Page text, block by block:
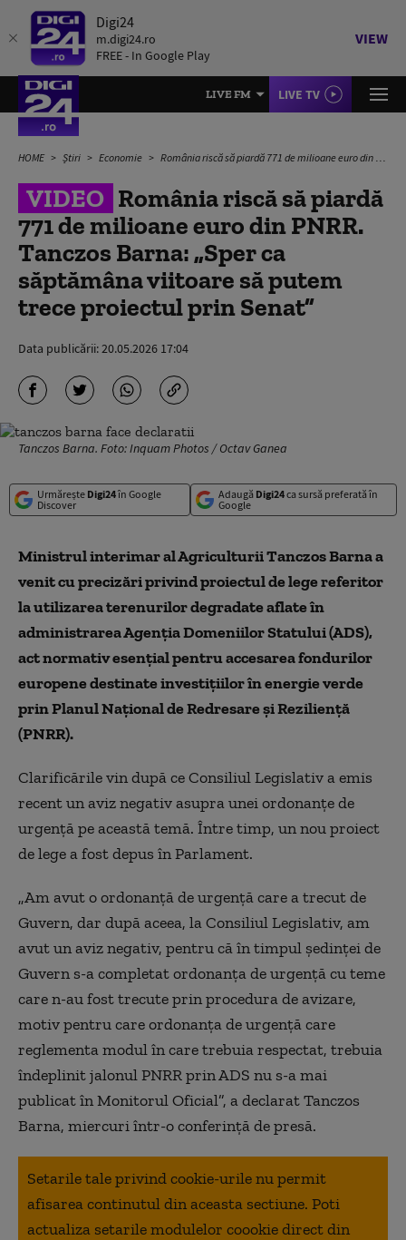
Digi24
m.digi24.ro
FREE - In Google Play
VIEW
LIVE FM LIVE TV
HOME Știri Economie România riscă să piardă 771 de milioane euro din PNRR. Tanczos Barna: „Sper ca săptămâna viitoare să putem trece proiectul prin Senat”
VIDEO România riscă să piardă
771 de milioane euro din PNRR.
Tanczos Barna: „Sper ca
săptămâna viitoare să putem
trece proiectul prin Senat”
Data publicării:20.05.2026 17:04
Tanczos Barna. Foto: Inquam Photos / Octav Ganea
Urmărește Digi24în Google
Discover
Adaugă Digi24ca sursă preferată în
Google
Ministrul interimar al Agriculturii Tanczos Barna a
venit cu precizări privind proiectul de lege referitor
la utilizarea terenurilor degradate aflate în
administrarea Agenția Domeniilor Statului (ADS),
act normativ esențial pentru accesarea fondurilor
europene destinate investițiilor în energie verde
prin Planul Național de Redresare și Reziliență
(PNRR).
Clarificările vin după ce Consiliul Legislativ a emis
recent un aviz negativ asupra unei ordonanțe de
urgență pe această temă. Între timp, un nou proiect
de lege a fost depus în Parlament.
„Am avut o ordonanţă de urgenţă care a trecut de
Guvern, dar după aceea, la Consiliul Legislativ, am
avut un aviz negativ, pentru că în timpul şedinţei de
Guvern s-a completat ordonanţa de urgenţă cu teme
care n-au fost trecute prin procedura de avizare,
motiv pentru care ordonanţa de urgenţă care
reglementa modul în care trebuia respectat, trebuia
îndeplinit jalonul PNRR prin ADS nu s-a mai
publicat în Monitorul Oficial”, a declarat Tanczos
Barna, miercuri într-o conferinţă de presă.
Setarile tale privind cookie-urile nu permit
afisarea continutul din aceasta sectiune. Poti
actualiza setarile modulelor coookie direct din